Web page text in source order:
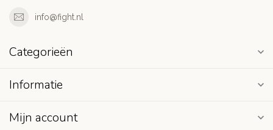
info@fight.nl
Categorieën
Informatie
Mijn account